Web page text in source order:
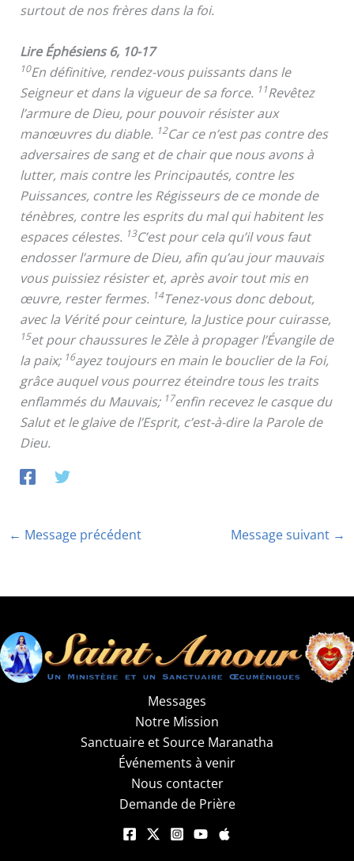
surtout de nos frères dans la foi.
Lire Éphésiens 6, 10-17
10En définitive, rendez-vous puissants dans le
Seigneur et dans la vigueur de sa force. 11Revêtez
l’armure de Dieu, pour pouvoir résister aux
manœuvres du diable. 12Car ce n’est pas contre des
adversaires de sang et de chair que nous avons à
lutter, mais contre les Principautés, contre les
Puissances, contre les Régisseurs de ce monde de
ténèbres, contre les esprits du mal qui habitent les
espaces célestes. 13C’est pour cela qu’il vous faut
endosser l’armure de Dieu, afin qu’au jour mauvais
vous puissiez résister et, après avoir tout mis en
œuvre, rester fermes. 14Tenez-vous donc debout,
avec la Vérité pour ceinture, la Justice pour cuirasse,
15et pour chaussures le Zèle à propager l’Évangile de
la paix; 16ayez toujours en main le bouclier de la Foi,
grâce auquel vous pourrez éteindre tous les traits
enflammés du Mauvais; 17enfin recevez le casque du
Salut et le glaive de l’Esprit, c’est-à-dire la Parole de
Dieu.
← Message précédent Message suivant →
Messages
Notre Mission
Sanctuaire et Source Maranatha
Événements à venir
Nous contacter
Demande de Prière